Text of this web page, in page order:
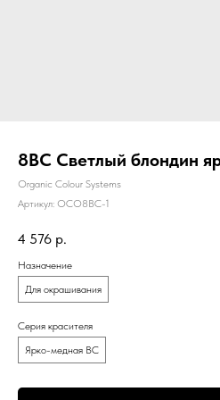
8ВС Светлый блондин
Organic Colour Systems
Артикул: OCO8BC-1
4 576 р.
Назначение
Для окрашивания
Серия красителя
Ярко-медная ВС